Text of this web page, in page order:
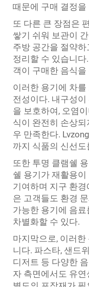
때문에 구매 결정
또 다른 큰 장점은
쌓기 쉬워 보관이
주방 공간을 절약
정리할 수 있습니
객이 구매한 음식
이러한 용기에 차
전성이다. 내구성
을 보호하여, 오염
식이 완전히 손상
우 만족한다.
까지 식품의 신선
또한 투명 클램쉘
쉘 용기가 재활용
기여하며 지구 환
은 고객들도 환경
가능한 용기에 음
차별화할 수 있다.
마지막으로, 이러
니다. 파스타, 샌드
디저트 등 다양한
자 측면에서도 유